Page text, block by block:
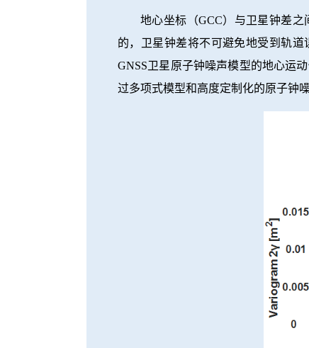
地心坐标（GCC）与卫星钟差
的，卫星钟差将不可避免地受到轨
GNSS卫星原子钟噪声模型的地心运
过多项式模型和高度定制化的原子钟